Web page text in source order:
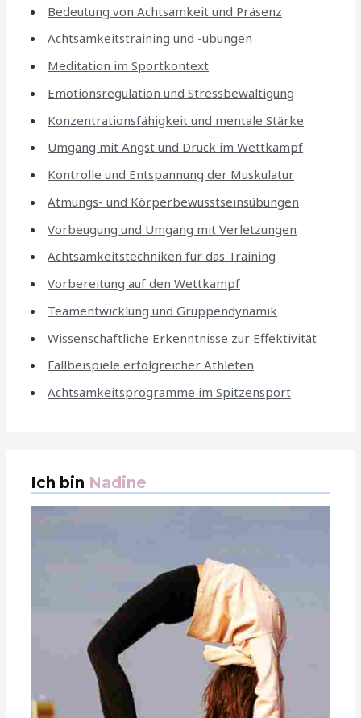
Bedeutung von Achtsamkeit und Präsenz
Achtsamkeitstraining und -übungen
Meditation im Sportkontext
Emotionsregulation und Stressbewältigung
Konzentrationsfähigkeit und mentale Stärke
Umgang mit Angst und Druck im Wettkampf
Kontrolle und Entspannung der Muskulatur
Atmungs- und Körperbewusstseinsübungen
Vorbeugung und Umgang mit Verletzungen
Achtsamkeitstechniken für das Training
Vorbereitung auf den Wettkampf
Teamentwicklung und Gruppendynamik
Wissenschaftliche Erkenntnisse zur Effektivität
Fallbeispiele erfolgreicher Athleten
Achtsamkeitsprogramme im Spitzensport
Ich bin Nadine